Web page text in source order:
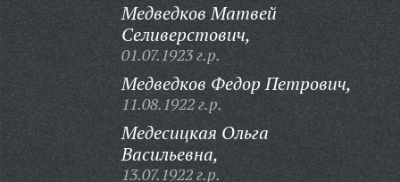
Медведков Матвей
Селиверстович,
01.07.1923 г.р.
Медведков Федор Петрович,
11.08.1922 г.р.
Медесицкая Ольга
Васильевна,
13.07.1922 г.р.